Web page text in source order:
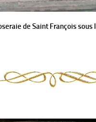
de Saint François sous